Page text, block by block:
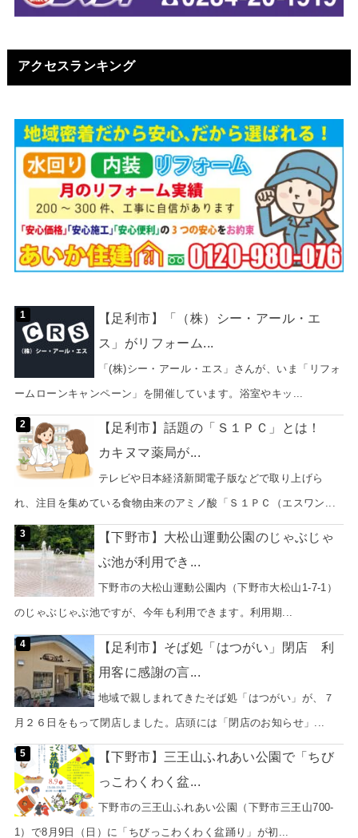
アクセスランキング
【足利市】「（株）シー・アール・エ
ス」がリフォーム...
「(株)シー・アール・エス」さんが、いま「リフォ
ームローンキャンペーン」を開催しています。浴室やキッ...
【足利市】話題の「Ｓ１ＰＣ」とは！
カキヌマ薬局が...
テレビや日本経済新聞電子版などで取り上げら
れ、注目を集めている食物由来のアミノ酸「Ｓ１ＰＣ（エスワン...
【下野市】大松山運動公園のじゃぶじゃ
ぶ池が利用でき...
下野市の大松山運動公園内（下野市大松山1-7-1）
のじゃぶじゃぶ池ですが、今年も利用できます。利用期...
【足利市】そば処「はつがい」閉店 利
用客に感謝の言...
地域で親しまれてきたそば処「はつがい」が、７
月２６日をもって閉店しました。店頭には「閉店のお知らせ」...
【下野市】三王山ふれあい公園で「ちび
っこわくわく盆...
下野市の三王山ふれあい公園（下野市三王山700-
1）で8月9日（日）に「ちびっこわくわく盆踊り」が初...